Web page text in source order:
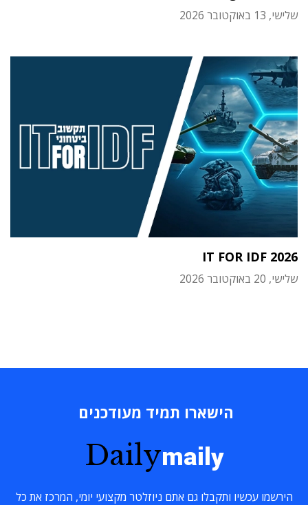
שלישי, 13 באוקטובר 2026
IT FOR IDF 2026
שלישי, 20 באוקטובר 2026
הישארו תמיד מעודכנים
Dailymaily
הירשמו עכשיו ותקבלו גם אתם ניוזלטר מקצועי יומי, המרכז את כל